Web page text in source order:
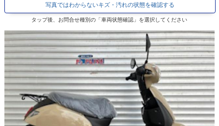
写真ではわからないキズ・汚れの状態を確認する
タップ後、お問合せ種別の「車両状態確認」を選択してください